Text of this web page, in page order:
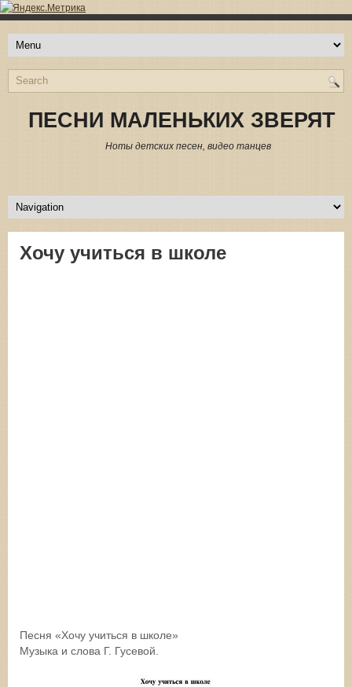
ПЕСНИ МАЛЕНЬКИХ ЗВЕРЯТ
Ноты детских песен, видео танцев
Хочу учиться в школе
Песня «Хочу учиться в школе»
Музыка и слова Г. Гусевой.